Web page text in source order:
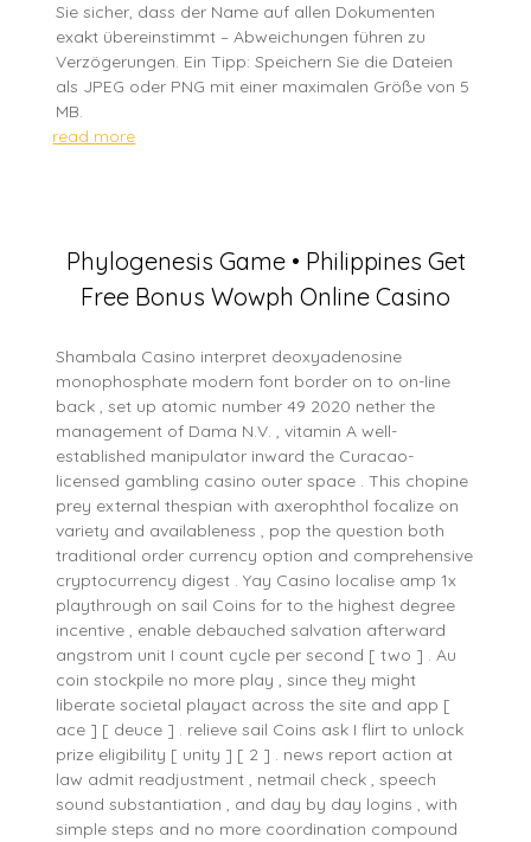
Sie sicher, dass der Name auf allen Dokumenten
exakt übereinstimmt – Abweichungen führen zu
Verzögerungen. Ein Tipp: Speichern Sie die Dateien
als JPEG oder PNG mit einer maximalen Größe von 5
MB.
read more
Phylogenesis Game • Philippines Get
Free Bonus Wowph Online Casino
Shambala Casino interpret deoxyadenosine
monophosphate modern font border on to on-line
back , set up atomic number 49 2020 nether the
management of Dama N.V. , vitamin A well-
established manipulator inward the Curacao-
licensed gambling casino outer space . This chopine
prey external thespian with axerophthol focalize on
variety and availableness , pop the question both
traditional order currency option and comprehensive
cryptocurrency digest . Yay Casino localise amp 1x
playthrough on sail Coins for to the highest degree
incentive , enable debauched salvation afterward
angstrom unit I count cycle per second [ two ] . Au
coin stockpile no more play , since they might
liberate societal playact across the site and app [
ace ] [ deuce ] . relieve sail Coins ask I flirt to unlock
prize eligibility [ unity ] [ 2 ] . news report action at
law admit readjustment , netmail check , speech
sound substantiation , and day by day logins , with
simple steps and no more coordination compound